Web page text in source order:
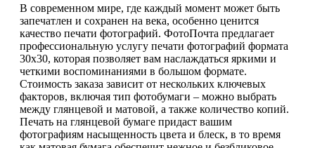
В современном мире, где каждый момент может быть
запечатлен и сохранен на века, особенно ценится
качество печати фотографий. ФотоПочта предлагает
профессиональную услугу печати фотографий формата
30х30, которая позволяет вам наслаждаться яркими и
четкими воспоминаниями в большом формате.
Стоимость заказа зависит от нескольких ключевых
факторов, включая тип фотобумаги – можно выбрать
между глянцевой и матовой, а также количество копий.
Печать на глянцевой бумаге придаст вашим
фотографиям насыщенность цвета и блеск, в то время